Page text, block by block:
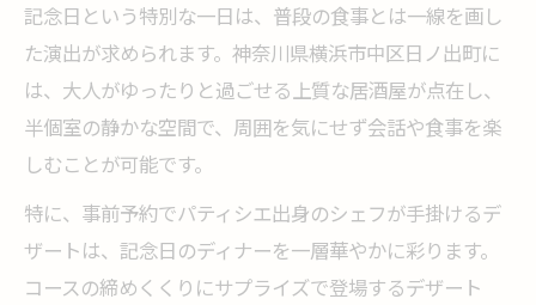
家族やカップルで半個室記念日ディナーを
満喫
サプライズ演出も叶う大人の記念日を楽しむ方
法
記念日にぴったりなサプライズ演出のコツ
サプライズで印象深い記念日ディナーを実
現
記念日という特別な一日は、普段の食事とは一線を画し
た演出が求められます。神奈川県横浜市中区日ノ出町に
は、大人がゆったりと過ごせる上質な居酒屋が点在し、
半個室の静かな空間で、周囲を気にせず会話や食事を楽
しむことが可能です。
特に、事前予約でパティシエ出身のシェフが手掛けるデ
ザートは、記念日のディナーを一層華やかに彩ります。
コースの締めくくりにサプライズで登場するデザート